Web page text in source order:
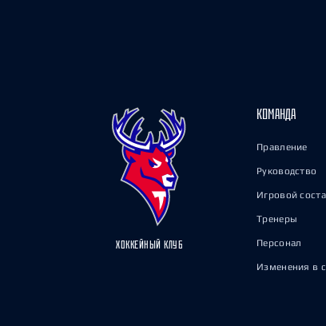
ХОККЕЙНЫЙ КЛУБ
КОМАНДА
Правление
Руководство
Игровой
Тренеры
Персонал
Изменения в